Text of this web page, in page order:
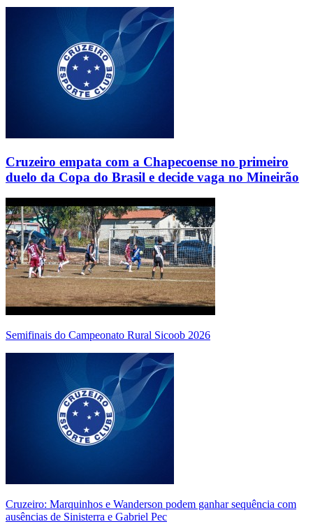
Cruzeiro empata com a Chapecoense no primeiro
duelo da Copa do Brasil e decide vaga no Mineirão
Semifinais do Campeonato Rural Sicoob 2026
Cruzeiro: Marquinhos e Wanderson podem ganhar sequência com
ausências de Sinisterra e Gabriel Pec